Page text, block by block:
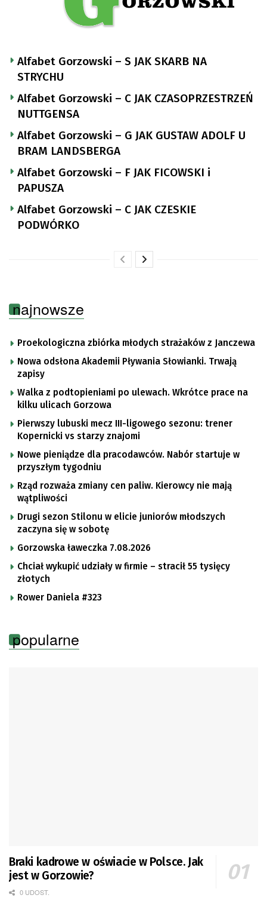
Alfabet Gorzowski – S JAK SKARB NA
STRYCHU
Alfabet Gorzowski – C JAK CZASOPRZESTRZEŃ
NUTTGENSA
Alfabet Gorzowski – G JAK GUSTAW ADOLF U
BRAM LANDSBERGA
Alfabet Gorzowski – F JAK FICOWSKI i
PAPUSZA
Alfabet Gorzowski – C JAK CZESKIE
PODWÓRKO
najnowsze
Proekologiczna zbiórka młodych strażaków z Janczewa
Nowa odsłona Akademii Pływania Słowianki. Trwają
zapisy
Walka z podtopieniami po ulewach. Wkrótce prace na
kilku ulicach Gorzowa
Pierwszy lubuski mecz III-ligowego sezonu: trener
Kopernicki vs starzy znajomi
Nowe pieniądze dla pracodawców. Nabór startuje w
przyszłym tygodniu
Rząd rozważa zmiany cen paliw. Kierowcy nie mają
wątpliwości
Drugi sezon Stilonu w elicie juniorów młodszych
zaczyna się w sobotę
Gorzowska ławeczka 7.08.2026
Chciał wykupić udziały w firmie – stracił 55 tysięcy
złotych
Rower Daniela #323
popularne
Braki kadrowe w oświacie w Polsce. Jak
jest w Gorzowie?
0 UDOST.